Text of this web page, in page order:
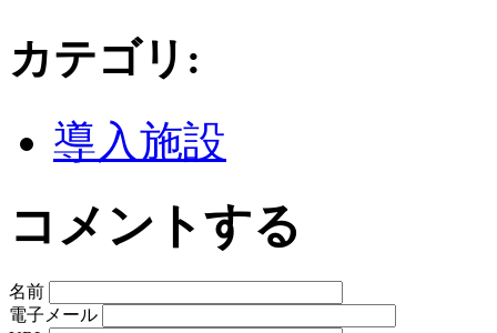
カテゴリ :
導入施設
コメントする
名前
電子メール